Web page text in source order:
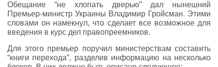
Обещание “не хлопать дверью” дал нынешний
Премьер-министр Украины Владимир Гройсман. Этими
словами он намекнул, что сделает все возможное для
введения в курс дел правопреемников.
Для этого премьер поручил министерствам составить
“книги перехода”, разделив информацию на несколько